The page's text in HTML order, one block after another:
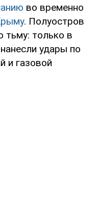
во временно
. Полуостров
тьму: только в
удары по
и газовой